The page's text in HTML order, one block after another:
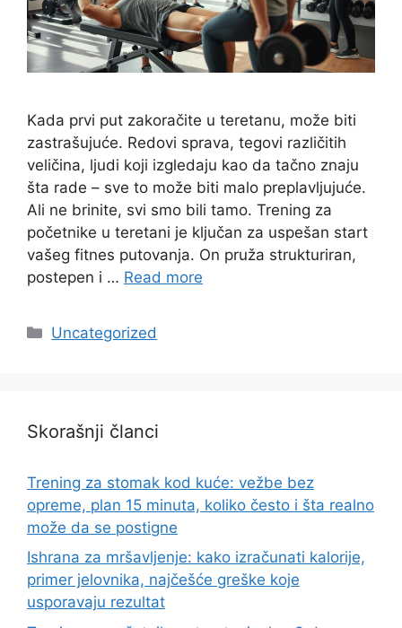
Kada prvi put zakoračite u teretanu, može biti
zastrašujuće. Redovi sprava, tegovi različitih
veličina, ljudi koji izgledaju kao da tačno znaju
šta rade – sve to može biti malo preplavljujuće.
Ali ne brinite, svi smo bili tamo. Trening za
početnike u teretani je ključan za uspešan start
vašeg fitnes putovanja. On pruža strukturiran,
postepen i … Read more
Categories
Uncategorized
Skorašnji članci
Trening za stomak kod kuće: vežbe bez
opreme, plan 15 minuta, koliko često i šta realno
može da se postigne
Ishrana za mršavljenje: kako izračunati kalorije,
primer jelovnika, najčešće greške koje
usporavaju rezultat